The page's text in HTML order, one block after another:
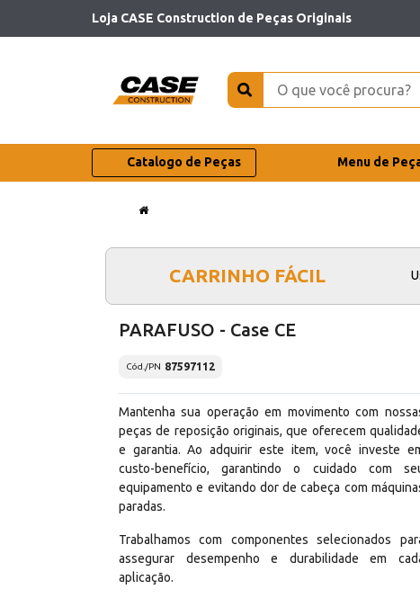
Loja CASE Construction de Peças Originais
Catalogo de Peças Menu de
CARRINHO FÁCIL
PARAFUSO - Case CE
Cód./PN 87597112
Mantenha sua operação em movimento com
peças de reposição originais, que oferecem
e garantia. Ao adquirir este item, você investe
custo-benefício, garantindo o cuidado com
equipamento e evitando dor de cabeça com
paradas.
Trabalhamos com componentes selecionados
assegurar desempenho e durabilidade em
aplicação.